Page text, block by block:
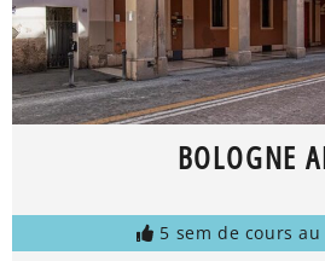
BOLOGNE
5 sem de cours